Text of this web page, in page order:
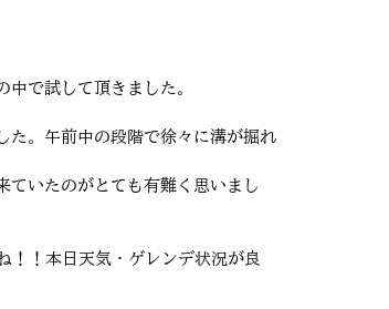
で試して頂きました。
た。午前中の段階で徐々に溝が掘れ
ていたのがとても有難く思いまし
！！本日天気・ゲレンデ状況が良